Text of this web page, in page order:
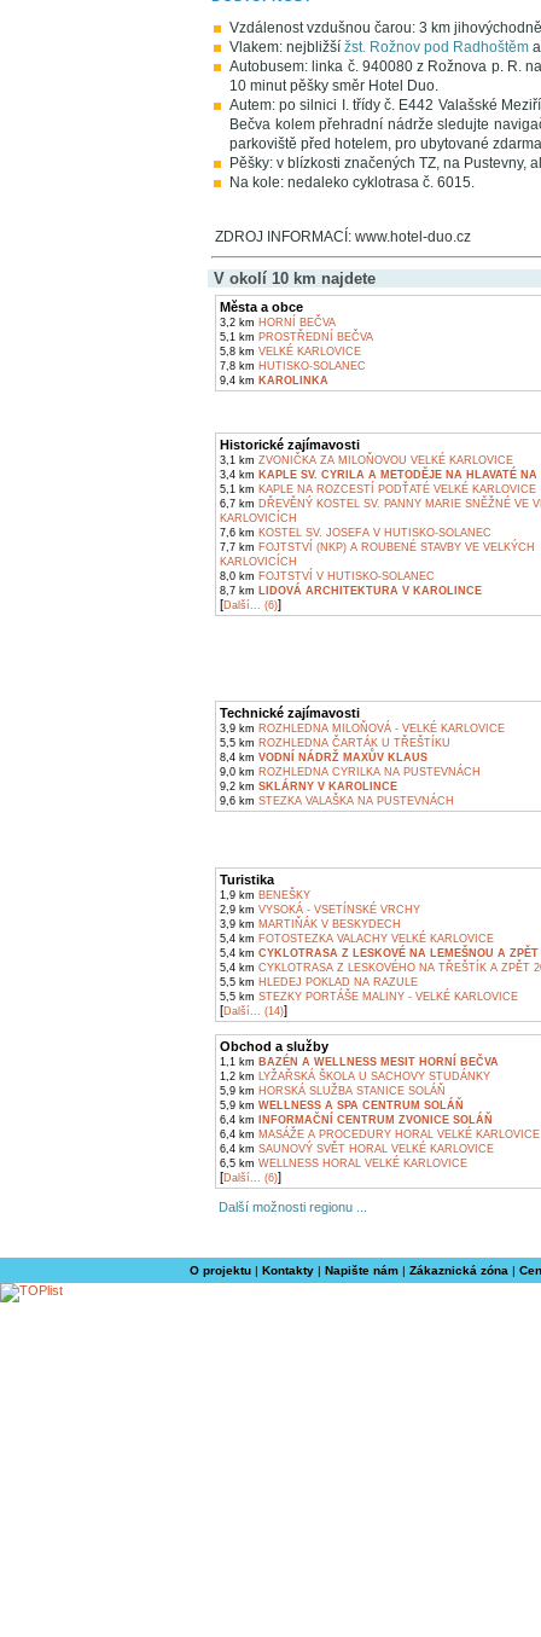
Vzdálenost vzdušnou čarou: 3 km
Vlakem: nejbližší žst. Rožnov pod Radhoštěm
Autobusem: linka č. 940080 z Rožnova p. R.
10 minut pěšky směr Hotel Duo.
Autem: po silnici I. třídy č. E442 Valašské
Bečva kolem přehradní nádrže sledujte
parkoviště před hotelem, pro ubytované
Pěšky: v blízkosti značených TZ, na Pustevny,
Na kole: nedaleko cyklotrasa č. 6015.
ZDROJ INFORMACÍ: www.hotel-duo.cz
V okolí 10 km najdete
Města a obce
3,2 km HORNÍ BEČVA
5,1 km PROSTŘEDNÍ BEČVA
5,8 km VELKÉ KARLOVICE
7,8 km HUTISKO-SOLANEC
9,4 km KAROLINKA
Historické zajímavosti
3,1 km ZVONIČKA ZA MILOŇOVOU VELKÉ KARLOVICE
3,4 km KAPLE SV. CYRILA A METODĚJE NA HLAVATÉ NA
5,1 km KAPLE NA ROZCESTÍ PODŤATÉ VELKÉ KARLOVICE
6,7 km DŘEVĚNÝ KOSTEL SV. PANNY MARIE SNĚŽNÉ VE
KARLOVICÍCH
7,6 km KOSTEL SV. JOSEFA V HUTISKO-SOLANEC
7,7 km FOJTSTVÍ (NKP) A ROUBENÉ STAVBY VE VELKÝCH
KARLOVICÍCH
8,0 km FOJTSTVÍ V HUTISKO-SOLANEC
8,7 km LIDOVÁ ARCHITEKTURA V KAROLINCE
[Další... (6)]
Technické zajímavosti
3,9 km ROZHLEDNA MILOŇOVÁ - VELKÉ KARLOVICE
5,5 km ROZHLEDNA ČARTÁK U TŘEŠTÍKU
8,4 km VODNÍ NÁDRŽ MAXŮV KLAUS
9,0 km ROZHLEDNA CYRILKA NA PUSTEVNÁCH
9,2 km SKLÁRNY V KAROLINCE
9,6 km STEZKA VALAŠKA NA PUSTEVNÁCH
Turistika
1,9 km BENEŠKY
2,9 km VYSOKÁ - VSETÍNSKÉ VRCHY
3,9 km MARTIŇÁK V BESKYDECH
5,4 km FOTOSTEZKA VALACHY VELKÉ KARLOVICE
5,4 km CYKLOTRASA Z LESKOVÉ NA LEMEŠNOU A ZPĚT
5,4 km CYKLOTRASA Z LESKOVÉHO NA TŘEŠTÍK A ZPĚT
5,5 km HLEDEJ POKLAD NA RAZULE
5,5 km STEZKY PORTÁŠE MALINY - VELKÉ KARLOVICE
[Další... (14)]
Obchod a služby
1,1 km BAZÉN A WELLNESS MESIT HORNÍ BEČVA
1,2 km LYŽAŘSKÁ ŠKOLA U SACHOVY STUDÁNKY
5,9 km HORSKÁ SLUŽBA STANICE SOLÁŇ
5,9 km WELLNESS A SPA CENTRUM SOLÁŇ
6,4 km
INFORMAČNÍ CENTRUM ZVONICE SOLÁŇ
6,4 km MASÁŽE A PROCEDURY HORAL VELKÉ KARLOVICE
6,4 km SAUNOVÝ SVĚT HORAL VELKÉ KARLOVICE
6,5 km WELLNESS HORAL VELKÉ KARLOVICE
[Další... (6)]
Další možnosti regionu ...
O projektu| Kontakty| Napište nám| Zákaznická zóna |